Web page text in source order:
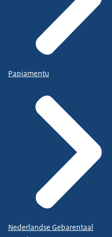
Papiamentu
Nederlandse Gebarentaal